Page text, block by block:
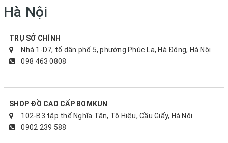
Hà Nội
TRỤ SỞ CHÍNH
Nhà 1-D7, tổ dân phố 5, phường Phúc La, Hà Đông, Hà Nội
098 463 0808
SHOP ĐỒ CAO CẤP BOMKUN
102-B3 tập thể Nghĩa Tân, Tô Hiệu, Cầu Giấy, Hà Nội
0902 239 588